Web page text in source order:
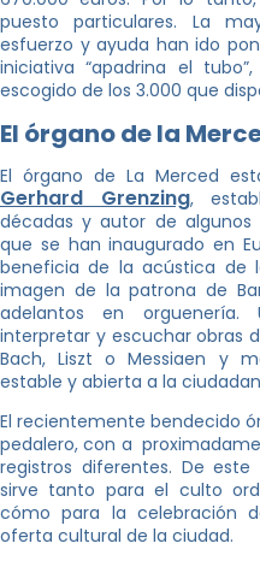
puesto particulares. La
esfuerzo y ayuda han ido
iniciativa “apadrina el
escogido de los 3.000 que
El órgano de la
El órgano de La Merced
Gerhard Grenzing,
décadas y autor de algunos
que se han inaugurado en
beneficia de la acústica de
imagen de la patrona de
adelantos en
interpretar y escuchar obras
Bach, Liszt o Messiaen y
estable y abierta a la
El recientemente bendecido
pedalero, con a
registros diferentes. De
sirve tanto para el culto
cómo para la celebración
oferta cultural de la ciudad.